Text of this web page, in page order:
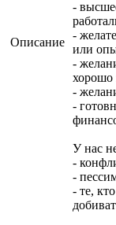
Описание
-
-
или
-
хорошо
-
-
У нас
-
-
- те,